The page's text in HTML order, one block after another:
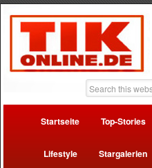
Startseite Top-Stories
Lifestyle Stargalerien